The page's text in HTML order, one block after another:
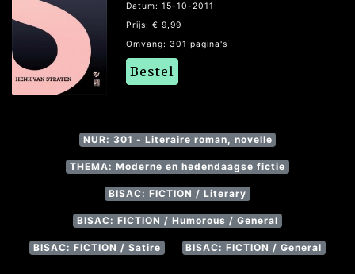
Datum: 15-10-2011
Prijs: € 9,99
Omvang: 301 pagina's
Bestel
NUR: 301 - Literaire roman, novelle
THEMA: Moderne en hedendaagse fictie
BISAC: FICTION / Literary
BISAC: FICTION / Humorous / General
BISAC: FICTION / Satire BISAC: FICTION / General